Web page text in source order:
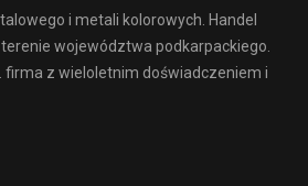
i metali kolorowych. Handel
województwa podkarpackiego.
firma z wieloletnim doświadczeniem i